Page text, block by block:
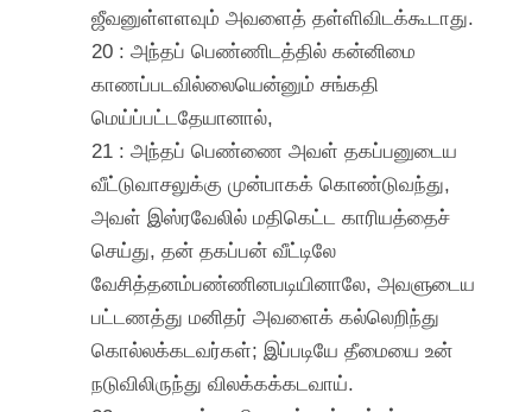
ஜீவனுள்ளளவும் அவளைத் தள்ளிவிடக்கூடாது.
20 : அந்தப் பெண்ணிடத்தில் கன்னிமை
காணப்படவில்லையென்னும் சங்கதி
மெய்ப்பட்டதேயானால்,
21 : அந்தப் பெண்ணை அவள் தகப்பனுடைய
வீட்டுவாசலுக்கு முன்பாகக் கொண்டுவந்து,
அவள் இஸ்ரவேலில் மதிகெட்ட காரியத்தைச்
செய்து, தன் தகப்பன் வீட்டிலே
வேசித்தனம்பண்ணினபடியினாலே, அவளுடைய
பட்டணத்து மனிதர் அவளைக் கல்லெறிந்து
கொல்லக்கடவர்கள்; இப்படியே தீமையை உன்
நடுவிலிருந்து விலக்கக்கடவாய்.